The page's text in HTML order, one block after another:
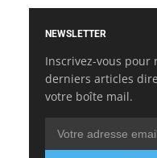
NEWSLETTER
Inscrivez-vous pour
derniers articles
votre boîte mail.